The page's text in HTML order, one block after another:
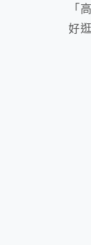
「
好